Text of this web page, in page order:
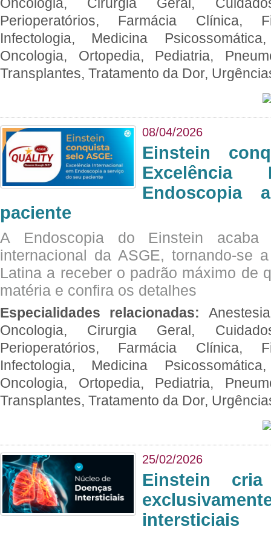
Perioperatórios, Farmácia Clínica,
Infectologia, Medicina
Oncologia, Ortopedia, Pediatria,
Transplantes, Tratamento da Dor,
08/04/2026
Einstein
Excelência
Endoscopia
paciente
A Endoscopia do Einstein
internacional da ASGE, tornando-se
Latina a receber o padrão máximo de
matéria e confira os detalhes
Especialidades relacionadas:
Oncologia, Cirurgia Geral,
Perioperatórios, Farmácia Clínica,
Infectologia, Medicina
Oncologia, Ortopedia, Pediatria,
Transplantes, Tratamento da Dor,
25/02/2026
Einstein
intersticiais